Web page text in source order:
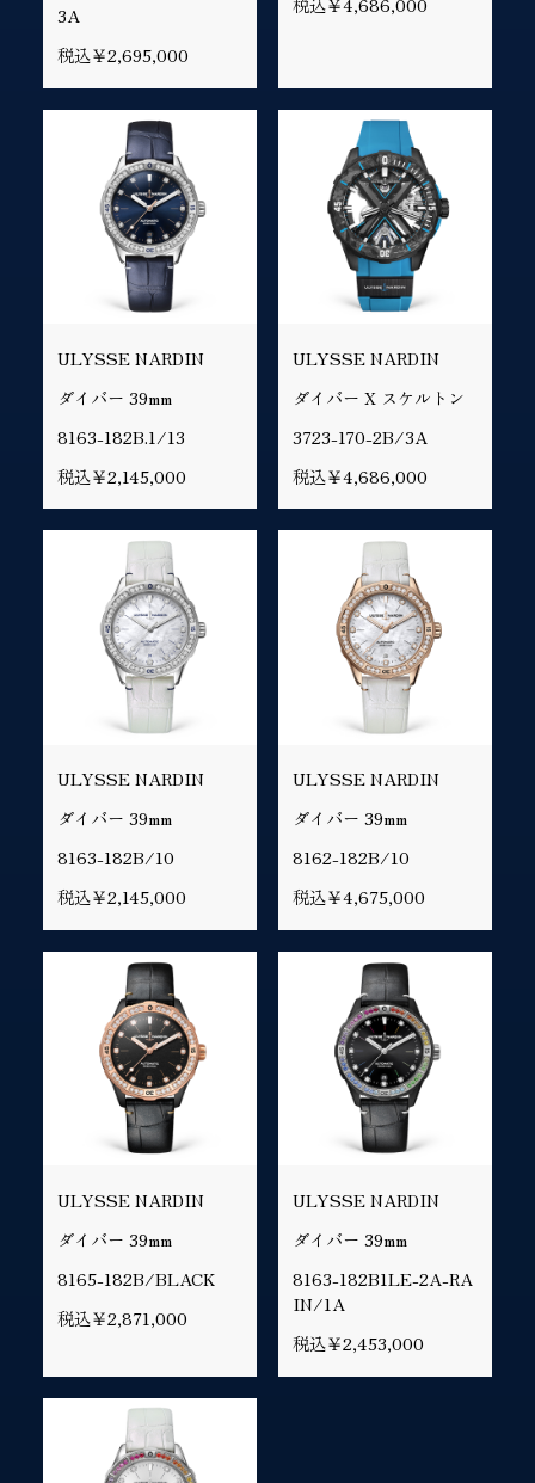
3A
税込￥2,695,000
ULYSSE NARDIN
ダイバー 39mm
8163-182B.1/13
税込￥2,145,000
ULYSSE NARDIN
ダイバー X スケルトン
3723-170-2B/3A
税込￥4,686,000
ULYSSE NARDIN
ダイバー 39mm
8163-182B/10
税込￥2,145,000
ULYSSE NARDIN
ダイバー 39mm
8162-182B/10
税込￥4,675,000
ULYSSE NARDIN
ダイバー 39mm
8165-182B/BLACK
税込￥2,871,000
ULYSSE NARDIN
ダイバー 39mm
8163-182B1LE-2A-RA
IN/1A
税込￥2,453,000